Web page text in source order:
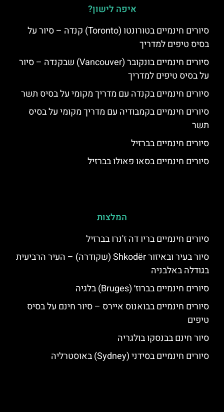
איפה לישון?
סיורים חינמיים בטורונטו (Toronto) קנדה – סיור על
בסיס טיפים למדריך
סיורים חינמיים בונקובר (Vancouver) שבקנדה – סיור
על בסיס טיפים למדריך
סיורים חינמיים בקנדה עם מדריך מקומי על בסיס תשר
סיורים חינמיים בקמבודיה עם מדריך מקומי על בסיס
תשר
סיורים חינמיים בברזיל
סיורים חינמיים בסאו פאולו בברזיל
המלצות
סיורים חינמיים בריו דה ז'נרו בברזיל
סיור בעיר ובאיזור Shkodër (שקודרה) – העיר הרביעית
בגודלה באלבניה
סיורים חינמיים בברוז׳ (Bruges) בלגיה
סיורים חינמיים בבואנוס איירס – סיור חינם על בסיס
טיפים
סיור חינם בבנסקו בולגריה
סיורים חינמיים בסידני (Sydney) באוסטרליה